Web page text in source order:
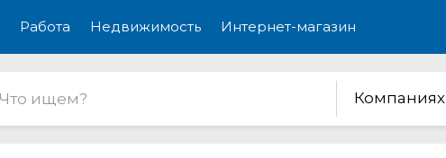
Работа Недвижимость Интернет-магазин
Компаниях